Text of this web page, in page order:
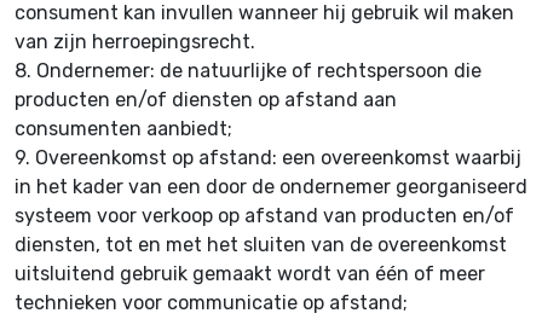
consument kan invullen wanneer hij gebruik wil maken
van zijn herroepingsrecht.
8. Ondernemer: de natuurlijke of rechtspersoon die
producten en/of diensten op afstand aan
consumenten aanbiedt;
9. Overeenkomst op afstand: een overeenkomst waarbij
in het kader van een door de ondernemer georganiseerd
systeem voor verkoop op afstand van producten en/of
diensten, tot en met het sluiten van de overeenkomst
uitsluitend gebruik gemaakt wordt van één of meer
technieken voor communicatie op afstand;